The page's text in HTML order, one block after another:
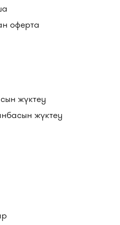
және т.б.
ба? Күн сайын біз сайтқа
жүйелерінің
дәріханалары, Mega
дәріханалары, ТБД
Гиппократ және
бақылаңыздар!
оферта
жүктеу
жүктеу